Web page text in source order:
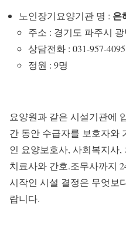
노인장기요양기관 명 : 은
주소 : 경기도 파주시
상담전화 : 031-957-4095
정원 : 9명
요양원과 같은 시설기관에
간 동안 수급자를 보호자와
인 요양보호사, 사회복지사
치료사와 간호.조무사까지
시작인 시설 결정은 무엇보
랍니다.